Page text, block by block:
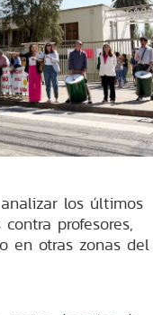
los últimos
profesores,
en otras zonas del